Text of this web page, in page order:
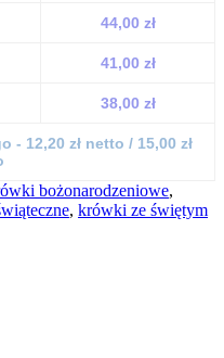
44,00 zł
41,00 zł
38,00 zł
12,20 zł netto / 15,00 zł
bożonarodzeniowe,
, krówki ze świętym